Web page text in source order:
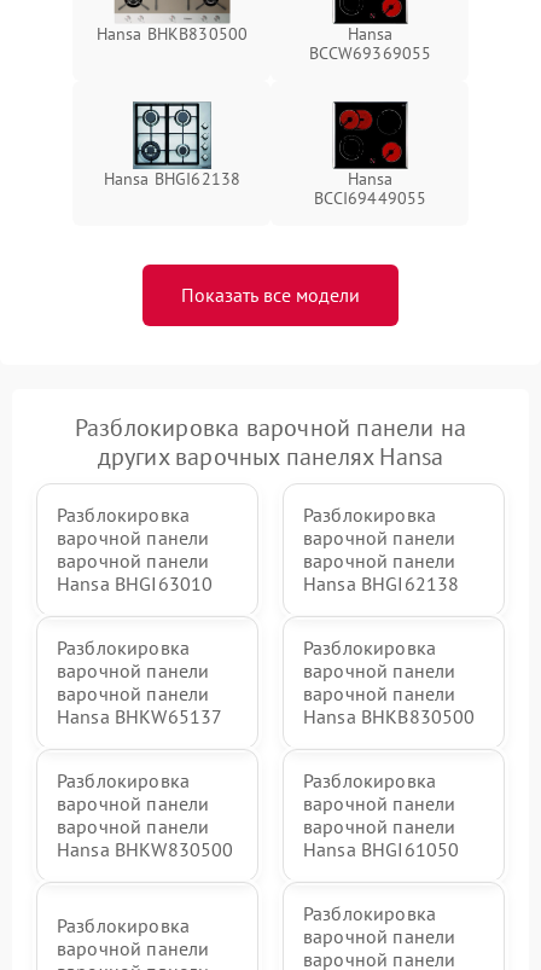
Hansa BHKB830500
Hansa
BCCW69369055
Hansa BHGI62138
Hansa
BCCI69449055
Показать все модели
Разблокировка варочной панели на
других варочных панелях Hansa
Разблокировка
варочной панели
варочной панели
Hansa BHGI63010
Разблокировка
варочной панели
варочной панели
Hansa BHGI62138
Разблокировка
варочной панели
варочной панели
Hansa BHKW65137
Разблокировка
варочной панели
варочной панели
Hansa BHKB830500
Разблокировка
варочной панели
варочной панели
Hansa BHKW830500
Разблокировка
варочной панели
варочной панели
Hansa BHGI61050
Разблокировка
варочной панели
Разблокировка
варочной панели
варочной панели